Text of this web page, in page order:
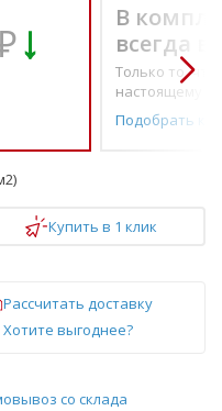
В
всегда
Только то, что
настоящему
Подобрать
Купить в 1 клик
Рассчитать доставку
Хотите выгоднее?
со склада